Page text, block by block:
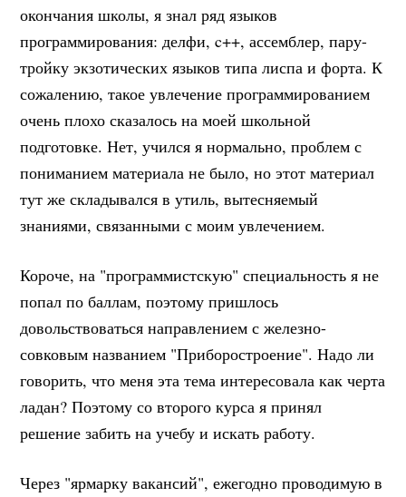
окончания школы, я знал ряд языков
программирования: делфи, c++, ассемблер, пару-
тройку экзотических языков типа лиспа и форта. К
сожалению, такое увлечение программированием
очень плохо сказалось на моей школьной
подготовке. Нет, учился я нормально, проблем с
пониманием материала не было, но этот материал
тут же складывался в утиль, вытесняемый
знаниями, связанными с моим увлечением.
Короче, на "программистскую" специальность я не
попал по баллам, поэтому пришлось
довольствоваться направлением с железно-
совковым названием "Приборостроение". Надо ли
говорить, что меня эта тема интересовала как черта
ладан? Поэтому со второго курса я принял
решение забить на учебу и искать работу.
Через "ярмарку вакансий", ежегодно проводимую в